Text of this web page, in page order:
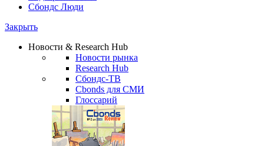
Крипто
Watchlist
Сбондс Люди
Новости & Research Hub
Новости рынка
Research Hub
Сбондс-ТВ
Cbonds для СМИ
Глоссарий